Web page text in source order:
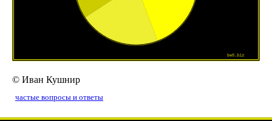
© Иван Кушнир
частые вопросы и ответы